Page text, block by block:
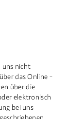
uns nicht
das Online -
über die
elektronisch
bei uns